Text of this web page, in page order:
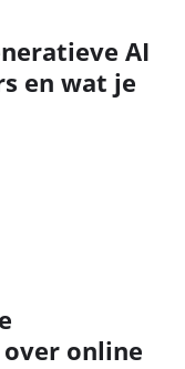
AI
en wat je
online